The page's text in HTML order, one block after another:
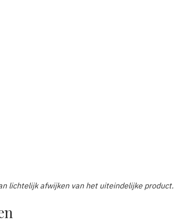
lichtelijk afwijken van het uiteindelijke product.